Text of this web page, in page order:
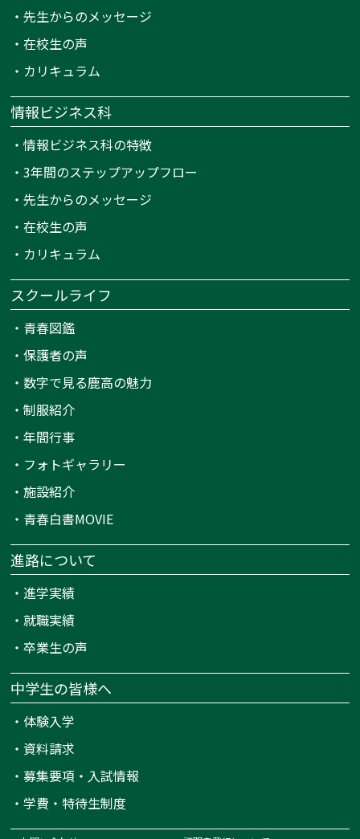
・先生からのメッセージ
・在校生の声
・ カリキュラム
情報ビジネス科
・情報ビジネス科の特徴
・3年間のステップアップフロー
・先生からのメッセージ
・在校生の声
・ カリキュラム
スクールライフ
・ 青春図鑑
・保護者の声
・数字で見る鹿高の魅力
・制服紹介
・年間行事
・ フォトギャラリー
・施設紹介
・ 青春白書MOVIE
進路について
・進学実績
・就職実績
・卒業生の声
中学生の皆様へ
・ 体験入学
・ 資料請求
・募集要項・入試情報
・学費・特待生制度